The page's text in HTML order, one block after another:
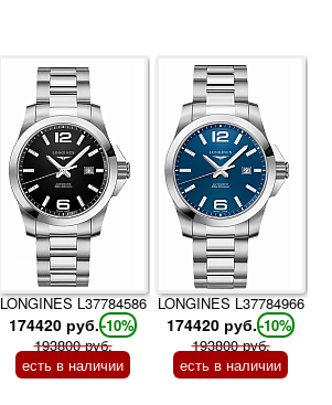
LONGINES L37784586
174420 руб.-10%
193800 руб.
есть в наличии
LONGINES L37784966
174420 руб.-10%
193800 руб.
есть в наличии